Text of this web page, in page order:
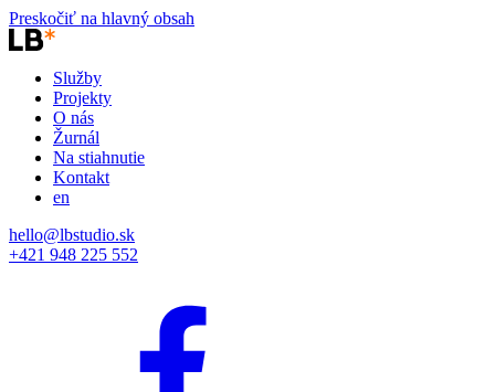
Preskočiť na hlavný obsah
Služby
Projekty
O nás
Žurnál
Na stiahnutie
Kontakt
en
hello@lbstudio.sk
+421 948 225 552